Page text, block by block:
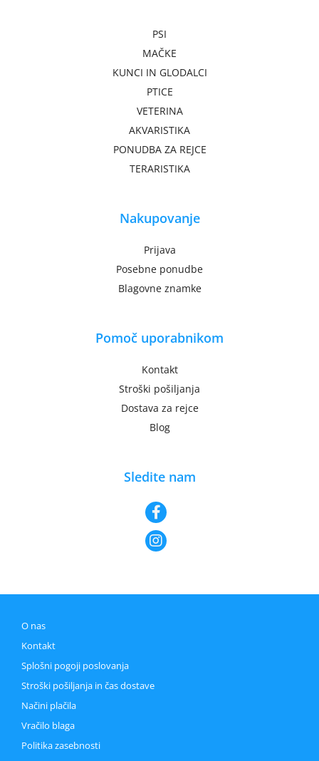
PSI
MAČKE
KUNCI IN GLODALCI
PTICE
VETERINA
AKVARISTIKA
PONUDBA ZA REJCE
TERARISTIKA
Nakupovanje
Prijava
Posebne ponudbe
Blagovne znamke
Pomoč uporabnikom
Kontakt
Stroški pošiljanja
Dostava za rejce
Blog
Sledite nam
O nas
Kontakt
Splošni pogoji poslovanja
Stroški pošiljanja in čas dostave
Načini plačila
Vračilo blaga
Politika zasebnosti